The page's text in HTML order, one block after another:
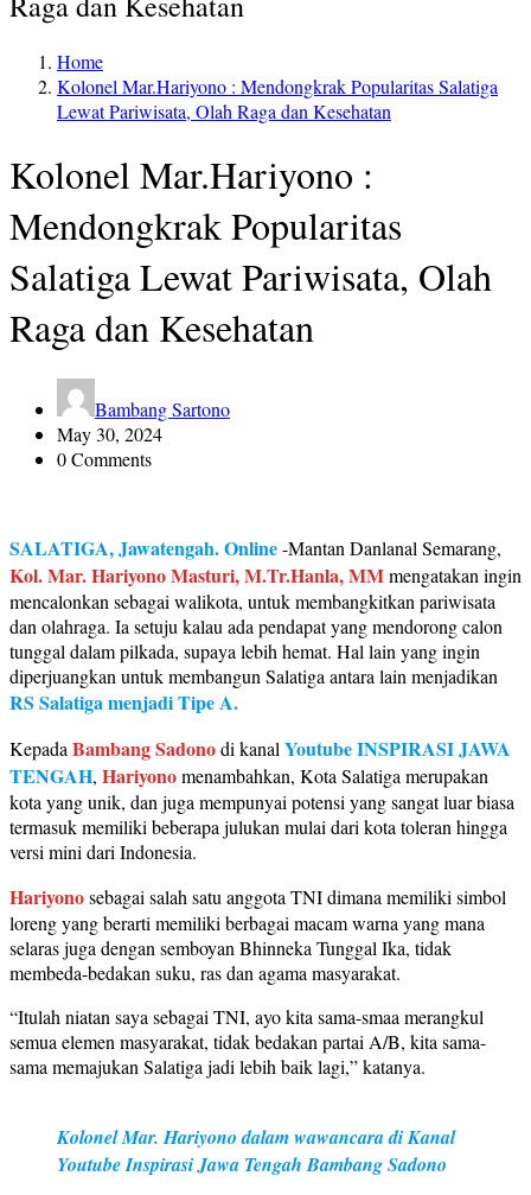
Home
Kolonel Mar.Hariyono : Mendongkrak Popularitas Salatiga
Lewat Pariwisata, Olah Raga dan Kesehatan
Kolonel Mar.Hariyono :
Mendongkrak Popularitas
Salatiga Lewat Pariwisata, Olah
Raga dan Kesehatan
Bambang Sartono
May 30, 2024
0 Comments
SALATIGA, Jawatengah. Online-Mantan Danlanal Semarang,
Kol. Mar. Hariyono Masturi, M.Tr.Hanla, MMmengatakan ingin
mencalonkan sebagai walikota, untuk membangkitkan pariwisata
dan olahraga. Ia setuju kalau ada pendapat yang mendorong calon
tunggal dalam pilkada, supaya lebih hemat. Hal lain yang ingin
diperjuangkan untuk membangun Salatiga antara lain menjadikan
RS Salatiga menjadi Tipe A.
Kepada Bambang Sadonodi kanal Youtube INSPIRASI JAWA
TENGAH, Hariyonomenambahkan, Kota Salatiga merupakan
kota yang unik, dan juga mempunyai potensi yang sangat luar biasa
termasuk memiliki beberapa julukan mulai dari kota toleran hingga
versi mini dari Indonesia.
Hariyonosebagai salah satu anggota TNI dimana memiliki simbol
loreng yang berarti memiliki berbagai macam warna yang mana
selaras juga dengan semboyan Bhinneka Tunggal Ika, tidak
membeda-bedakan suku, ras dan agama masyarakat.
“Itulah niatan saya sebagai TNI, ayo kita sama-smaa merangkul
semua elemen masyarakat, tidak bedakan partai A/B, kita sama-
sama memajukan Salatiga jadi lebih baik lagi,” katanya.
Kolonel Mar. Hariyono dalam wawancara di Kanal
Youtube Inspirasi Jawa Tengah Bambang Sadono